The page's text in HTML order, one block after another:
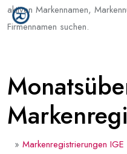
aktiven Markennamen,
Firmennamen suchen.
» Markenregistrierungen